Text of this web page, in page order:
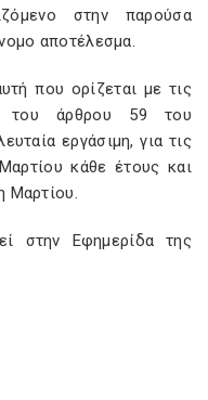
στην παρούσα
αποτέλεσμα.
που ορίζεται με τις
του άρθρου 59 του
εργάσιμη, για τις
κάθε έτους και
Μαρτίου.
στην Εφημερίδα της